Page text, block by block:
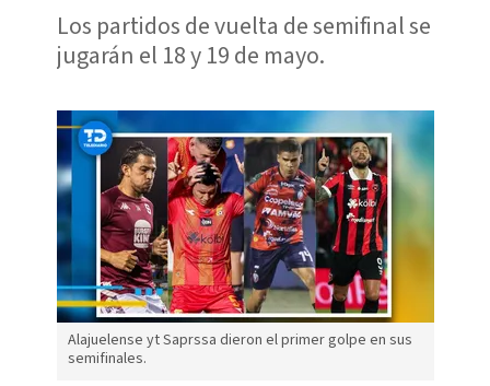
Los partidos de vuelta de semifinal se
jugarán el 18 y 19 de mayo.
Alajuelense yt Saprssa dieron el primer golpe en sus
semifinales.